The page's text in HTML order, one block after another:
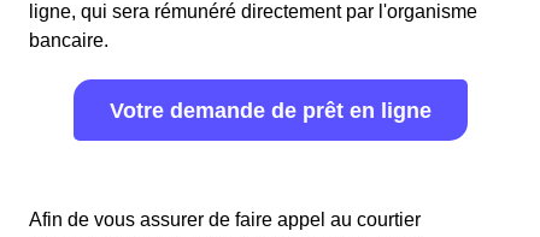
ligne, qui sera rémunéré directement par l'organisme
bancaire.
Votre demande de prêt en ligne
Afin de vous assurer de faire appel au courtier